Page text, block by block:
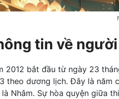
tin về
2012 bắt đầu từ ngày 23
theo dương lịch. Đây là năm
là Nhâm. Sự hòa quyện giữa